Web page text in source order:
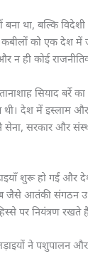
था, बल्कि
को एक देश में
न ही कोई
सियाद बर्रे
थी। देश में इस्लाम
सरकार और
शुरू हो गईं और
जैसे आतंकी संगठन
पर नियंत्रण रखते
ने पशुपालन और